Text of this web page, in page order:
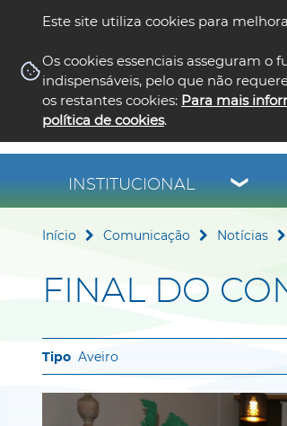
Este site utiliza cookies para
Os cookies essenciais asseguram o
indispensáveis, pelo que não
os restantes cookies: Para mais
política de cookies.
INSTITUCIONAL
Início Comunicação Notícias
FINAL DO
Aveiro